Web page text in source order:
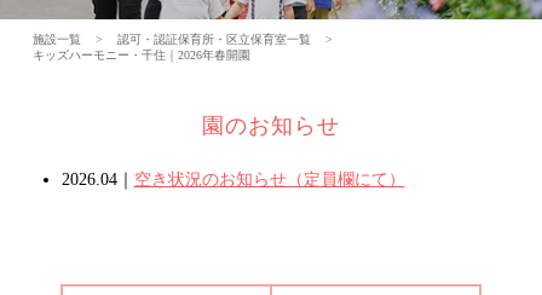
施設一覧 > 認可・認証保育所・区立保育室一覧
>
キッズハーモニー・千住｜2026年春開園
園のお知らせ
2026.04｜ 空き状況のお知らせ（定員欄にて）